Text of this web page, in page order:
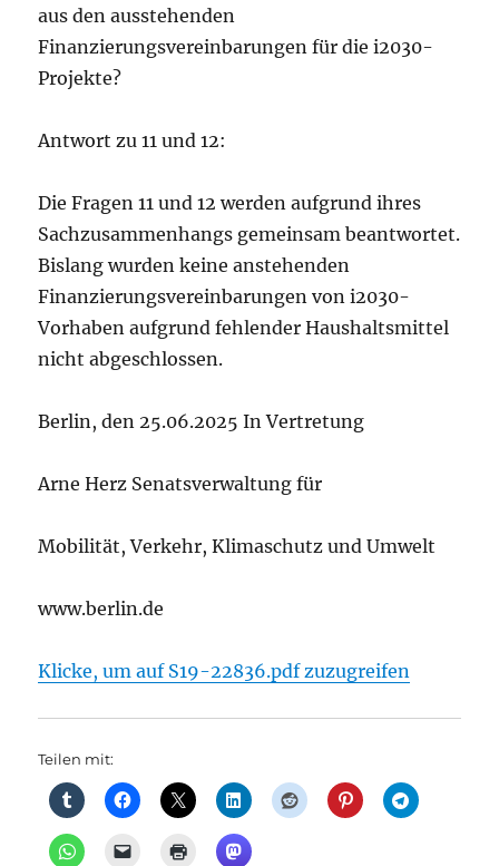
aus den ausstehenden
Finanzierungsvereinbarungen für die i2030-
Projekte?
Antwort zu 11 und 12:
Die Fragen 11 und 12 werden aufgrund ihres
Sachzusammenhangs gemeinsam beantwortet.
Bislang wurden keine anstehenden
Finanzierungsvereinbarungen von i2030-
Vorhaben aufgrund fehlender Haushaltsmittel
nicht abgeschlossen.
Berlin, den 25.06.2025 In Vertretung
Arne Herz Senatsverwaltung für
Mobilität, Verkehr, Klimaschutz und Umwelt
www.berlin.de
Klicke, um auf S19-22836.pdf zuzugreifen
Teilen mit: